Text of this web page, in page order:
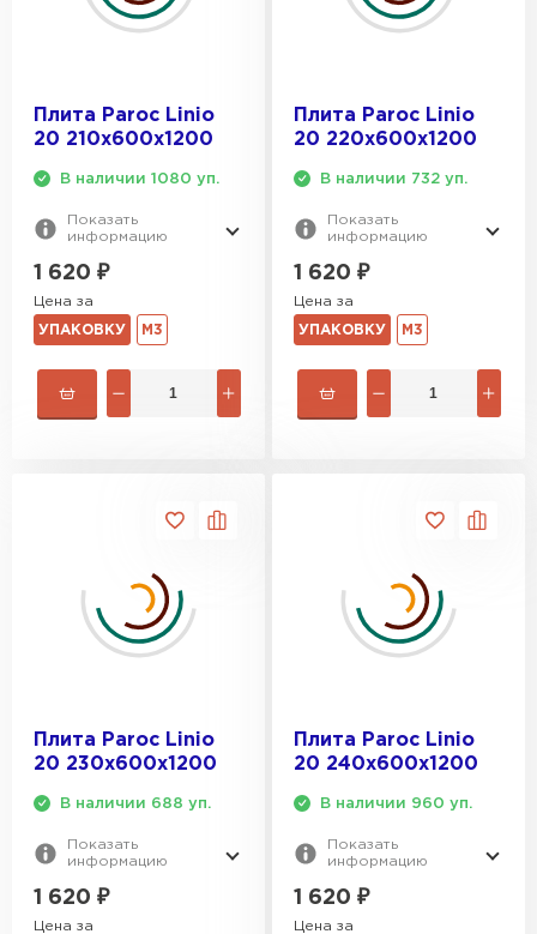
Плита Paroc Linio
20 210х600х1200
В наличии 1080 уп.
Показать
информацию
1 620 ₽
Цена за
УПАКОВКУ М3
Плита Paroc Linio
20 220х600х1200
В наличии 732 уп.
Показать
информацию
1 620 ₽
Цена за
УПАКОВКУ М3
Плита Paroc Linio
20 230х600х1200
В наличии 688 уп.
Показать
информацию
1 620 ₽
Цена за
Плита Paroc Linio
20 240х600х1200
В наличии 960 уп.
Показать
информацию
1 620 ₽
Цена за